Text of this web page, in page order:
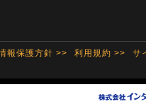
報保護方針 >> 利用規約 >> サ